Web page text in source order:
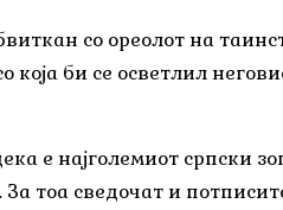
со ореолот на
би се осветлил
е најголемиот српски
тоа сведочат и